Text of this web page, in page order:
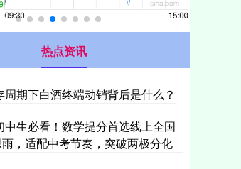
热点资讯
周期下白酒终端动销背后是什么？
中生必看！数学提分首选线上全国
，适配中考节奏，突破两极分化